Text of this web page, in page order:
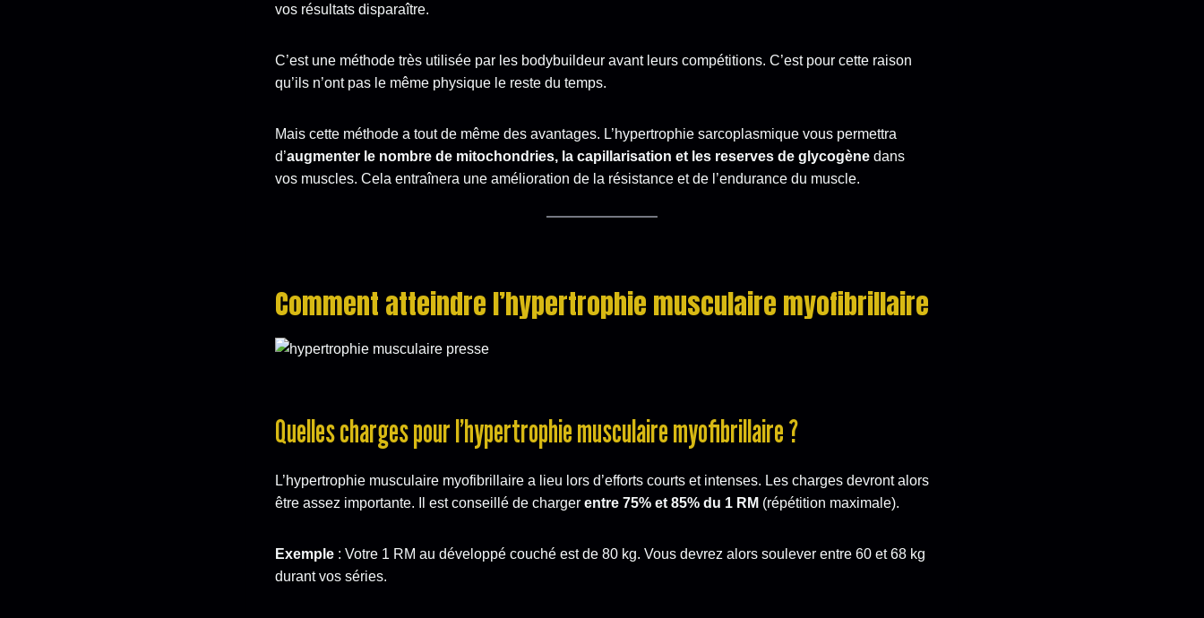
vos résultats disparaître.
C’est une méthode très utilisée par les bodybuildeur avant leurs compétitions. C’est pour cette raison
qu’ils n’ont pas le même physique le reste du temps.
Mais cette méthode a tout de même des avantages. L’hypertrophie sarcoplasmique vous permettra
d’augmenter le nombre de mitochondries, la capillarisation et les reserves de glycogène dans
vos muscles. Cela entraînera une amélioration de la résistance et de l’endurance du muscle.
Comment atteindre l’hypertrophie musculaire myofibrillaire
Quelles charges pour l’hypertrophie musculaire myofibrillaire ?
L’hypertrophie musculaire myofibrillaire a lieu lors d’efforts courts et intenses. Les charges devront alors
être assez importante. Il est conseillé de charger entre 75% et 85% du 1 RM (répétition maximale).
Exemple : Votre 1 RM au développé couché est de 80 kg. Vous devrez alors soulever entre 60 et 68 kg
durant vos séries.